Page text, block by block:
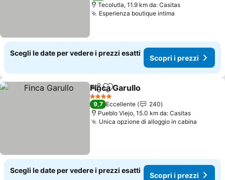
Tecolutla, 11.9 km da: Casitas
Esperienza boutique intima
Scegli le date per vedere i prezzi esatti
Scopri i prezzi
CondividiAggiungi ai preferiti
Finca Garullo
4 Stelle
9,7 Eccellente
240
Pueblo Viejo, 15.0 km da: Casitas
Unica opzione di alloggio in cabina
Scegli le date per vedere i prezzi esatti
Scopri i prezzi